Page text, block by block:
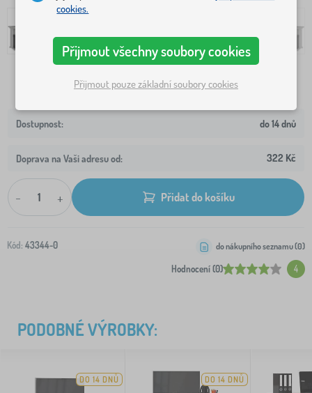
4 234 Kč
do 14 dnů
Doprava na Vaši adresu od: 322 Kč
- + Přidat do košíku
Kód: 43344-0
Hodnocení (0) 4
do nákupního seznamu (0)
PODOBNÉ VÝROBKY:
DO 14 DNŮ DO 14 DNŮ
cookies.
Přijmout všechny soubory cookies
Přijmout pouze základní soubory cookies